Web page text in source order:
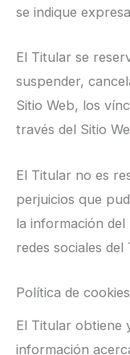
se indique
El Titular se
suspender,
Sitio Web, los
través del Sitio
El Titular no es
perjuicios que
la información del
redes sociales del
Política de cookies
El Titular obtiene
información